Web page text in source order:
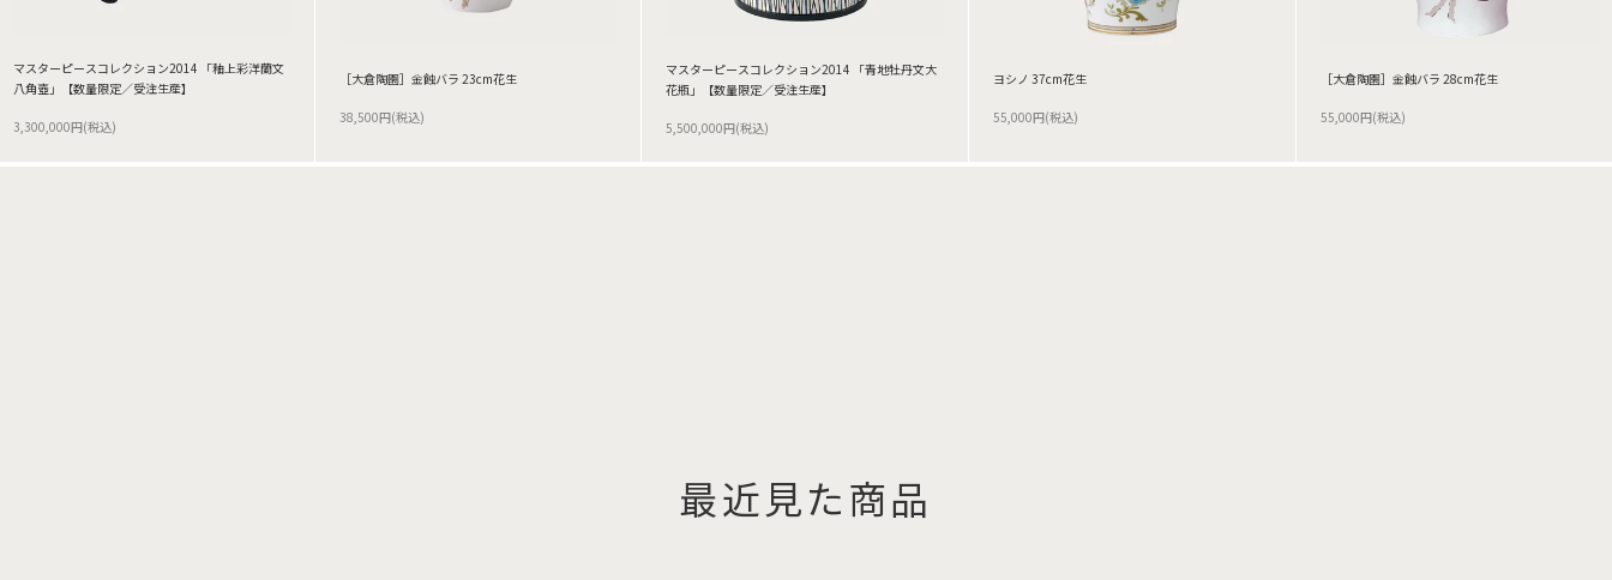
マスターピースコレクション2014 「釉上彩洋蘭文
八角壺」【数量限定／受注生産】
3,300,000円(税込)
［大倉陶園］金蝕バラ 23cm花生
38,500円(税込)
マスターピースコレクション2014 「青地牡丹文大
花瓶」【数量限定／受注生産】
5,500,000円(税込)
ヨシノ 37cm花生
55,000円(税込)
［大倉陶園］金蝕バラ 28cm花生
55,000円(税込)
最近見た商品